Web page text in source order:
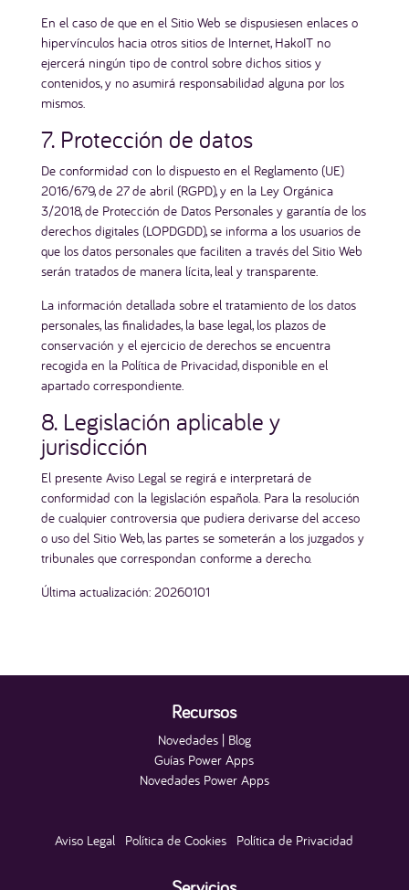
En el caso de que en el Sitio Web se dispusiesen enlaces o
hipervínculos hacia otros sitios de Internet, HakoIT no
ejercerá ningún tipo de control sobre dichos sitios y
contenidos, y no asumirá responsabilidad alguna por los
mismos.
7. Protección de datos
De conformidad con lo dispuesto en el Reglamento (UE)
2016/679, de 27 de abril (RGPD), y en la Ley Orgánica
3/2018, de Protección de Datos Personales y garantía de los
derechos digitales (LOPDGDD), se informa a los usuarios de
que los datos personales que faciliten a través del Sitio Web
serán tratados de manera lícita, leal y transparente.
La información detallada sobre el tratamiento de los datos
personales, las finalidades, la base legal, los plazos de
conservación y el ejercicio de derechos se encuentra
recogida en la Política de Privacidad, disponible en el
apartado correspondiente.
8. Legislación aplicable y
jurisdicción
El presente Aviso Legal se regirá e interpretará de
conformidad con la legislación española. Para la resolución
de cualquier controversia que pudiera derivarse del acceso
o uso del Sitio Web, las partes se someterán a los juzgados y
tribunales que correspondan conforme a derecho.
Última actualización: 20260101
Recursos
Novedades | Blog
Guías Power Apps
Novedades Power Apps
Aviso Legal Política de Cookies Política de Privacidad